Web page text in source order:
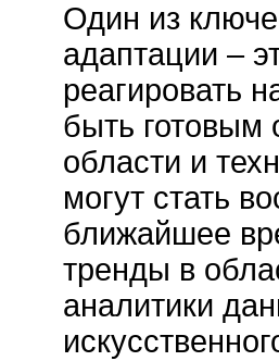
Один из
адаптации –
реагировать
быть готовым
области и
могут стать
ближайшее
тренды в
аналитики